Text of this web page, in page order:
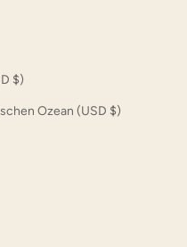
Britische Jungferninseln (USD $)
Britisches Territorium im Indischen Ozean (USD $)